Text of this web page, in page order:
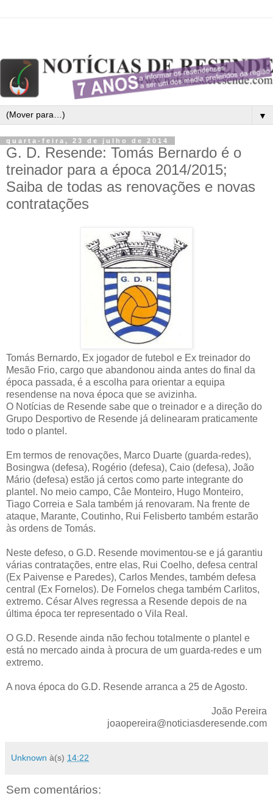
▼
quarta-feira, 23 de julho de 2014
G. D. Resende: Tomás Bernardo é o
treinador para a época 2014/2015;
Saiba de todas as renovações e novas
contratações
Tomás Bernardo, Ex jogador de futebol e Ex treinador do
Mesão Frio, cargo que abandonou ainda antes do final da
época passada, é a escolha para orientar a equipa
resendense na nova época que se avizinha.
O Notícias de Resende sabe que o treinador e a direção do
Grupo Desportivo de Resende já delinearam praticamente
todo o plantel.
Em termos de renovações, Marco Duarte (guarda-redes),
Bosingwa (defesa), Rogério (defesa), Caio (defesa), João
Mário (defesa) estão já certos como parte integrante do
plantel. No meio campo, Câe Monteiro, Hugo Monteiro,
Tiago Correia e Sala também já renovaram. Na frente de
ataque, Marante, Coutinho, Rui Felisberto também estarão
às ordens de Tomás.
Neste defeso, o G.D. Resende movimentou-se e já garantiu
várias contratações, entre elas, Rui Coelho, defesa central
(Ex Paivense e Paredes), Carlos Mendes, também defesa
central (Ex Fornelos). De Fornelos chega também Carlitos,
extremo. César Alves regressa a Resende depois de na
última época ter representado o Vila Real.
O G.D. Resende ainda não fechou totalmente o plantel e
está no mercado ainda à procura de um guarda-redes e um
extremo.
A nova época do G.D. Resende arranca a 25 de Agosto.
João Pereira
joaopereira@noticiasderesende.com
Unknown à(s) 14:22
Sem comentários: